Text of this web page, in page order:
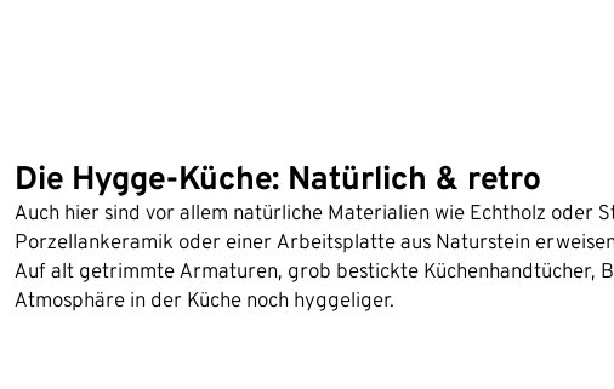
Die Hygge-Küche: Natürlich & retro
Auch hier sind vor allem natürliche Materialien wie Echtholz oder
Porzellankeramik oder einer Arbeitsplatte aus Naturstein
Auf alt getrimmte Armaturen, grob bestickte Küchenhandtücher,
Atmosphäre in der Küche noch hyggeliger.